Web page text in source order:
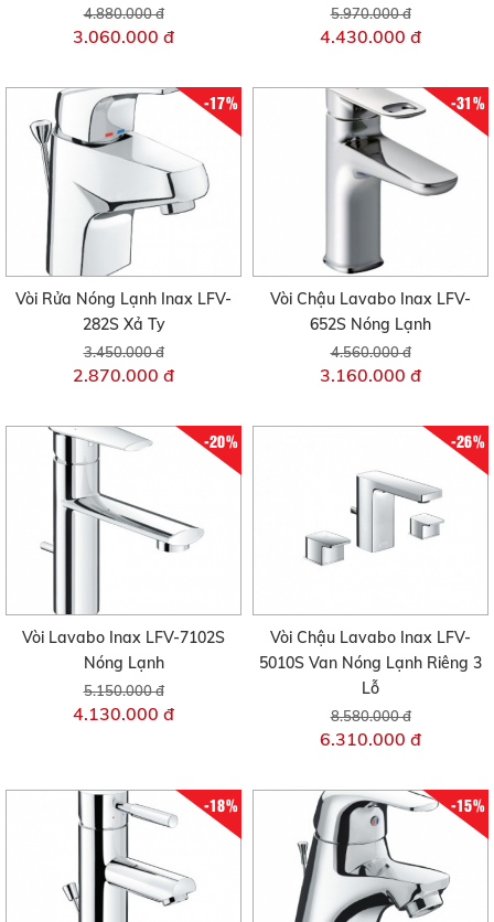
4.880.000 đ
3.060.000 đ
5.970.000 đ
4.430.000 đ
-17%
Vòi Rửa Nóng Lạnh Inax LFV-
282S Xả Ty
3.450.000 đ
2.870.000 đ
-31%
Vòi Chậu Lavabo Inax LFV-
652S Nóng Lạnh
4.560.000 đ
3.160.000 đ
-20%
Vòi Lavabo Inax LFV-7102S
Nóng Lạnh
5.150.000 đ
4.130.000 đ
-26%
Vòi Chậu Lavabo Inax LFV-
5010S Van Nóng Lạnh Riêng 3
Lỗ
8.580.000 đ
6.310.000 đ
-18% -15%